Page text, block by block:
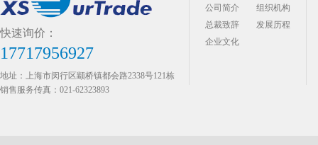
快速询价：
17717956927
地址：上海市闵行区颛桥镇都会路2338号121栋
销售服务传真：021-62323893
公司简介
组织机构
总裁致辞
发展历程
企业文化